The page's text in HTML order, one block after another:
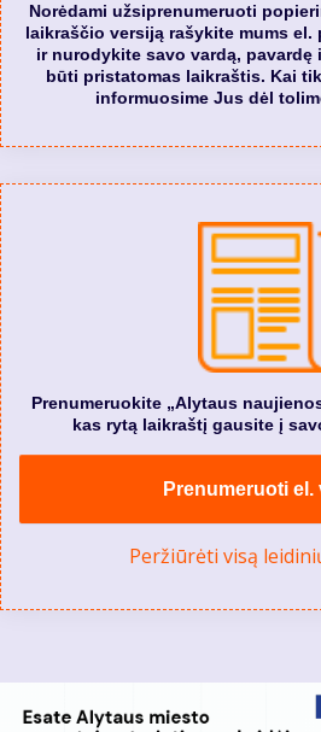
Norėdami užsiprenumeruoti
laikraščio versiją rašykite mums el.
ir nurodykite savo vardą, pavardę
būti pristatomas laikraštis. Kai
informuosime Jus dėl
Prenumeruokite „Alytaus
kas rytą laikraštį gausite į
Prenumeruoti el.
Peržiūrėti visą